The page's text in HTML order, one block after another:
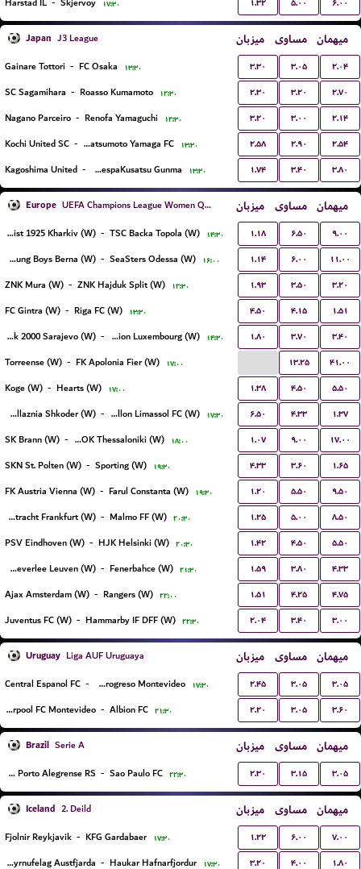
۱۷:۳۰
Japan J3 League میزبان مساوی میهمان
Gainare Tottori - FC Osaka ۱۳:۳۰ ۳.۳۰ ۳.۰۵ ۲.۰۴
SC Sagamihara - Roasso Kumamoto ۱۲:۳۰ ۲.۳۰ ۳.۲۰ ۲.۷۰
Nagano Parceiro - Renofa Yamaguchi ۱۲:۳۰ ۳.۲۰ ۳.۰۰ ۲.۱۴
Kochi United SC - Matsumoto Yamaga FC ۱۳:۳۰ ۲.۵۸ ۲.۹۰ ۲.۵۴
Kagoshima United - ThespaKusatsu Gunma ۱۳:۳۰ ۱.۷۴ ۳.۴۰ ۳.۸۰
Europe UEFA Champions League Women Qualification میزبان مساوی میهمان
Metalist 1925 Kharkiv (W) - TSC Backa Topola (W) ۱۴:۳۰ ۱.۱۸ ۶.۵۰ ۹.۰۰
BSC Young Boys Berna (W) - SeaSters Odessa (W) ۱۶:۰۰ ۱.۱۴ ۶.۰۰ ۱۱.۰۰
ZNK Mura (W) - ZNK Hajduk Split (W) ۱۲:۳۰ ۱.۹۳ ۳.۵۰ ۳.۲۰
FC Gintra (W) - Riga FC (W) ۱۳:۳۰ ۴.۵۰ ۴.۱۵ ۱.۵۱
ZNK Sfk 2000 Sarajevo (W) - Racing FC Union Luxembourg (W) ۱۴:۳۰ ۱.۸۰ ۳.۷۰ ۳.۴۰
Torreense (W) - FK Apolonia Fier (W) ۱۷:۰۰ ۱۳.۲۵ ۴۱.۰۰
Koge (W) - Hearts (W) ۱۷:۰۰ ۱.۳۸ ۴.۵۰ ۵.۵۰
KS Vllaznia Shkoder (W) - Apollon Limassol FC (W) ۱۷:۳۰ ۶.۵۰ ۴.۳۳ ۱.۳۷
SK Brann (W) - FC PAOK Thessaloniki (W) ۱۸:۰۰ ۱.۰۷ ۹.۰۰ ۱۷.۰۰
SKN St. Polten (W) - Sporting (W) ۱۹:۳۰ ۴.۳۳ ۳.۶۰ ۱.۶۵
FK Austria Vienna (W) - Farul Constanta (W) ۱۹:۳۰ ۱.۲۰ ۵.۵۰ ۹.۵۰
Eintracht Frankfurt (W) - Malmo FF (W) ۲۰:۳۰ ۱.۲۵ ۵.۰۰ ۸.۵۰
PSV Eindhoven (W) - HJK Helsinki (W) ۲۰:۳۰ ۱.۴۲ ۴.۵۰ ۵.۵۰
Oud-Heverlee Leuven (W) - Fenerbahce (W) ۲۱:۳۰ ۱.۵۹ ۳.۸۰ ۴.۳۳
Ajax Amsterdam (W) - Rangers (W) ۲۲:۰۰ ۱.۵۱ ۴.۲۵ ۴.۷۵
Juventus FC (W) - Hammarby IF DFF (W) ۲۲:۳۰ ۲.۰۴ ۳.۴۰ ۳.۰۰
Uruguay Liga AUF Uruguaya میزبان مساوی میهمان
Central Espanol FC - CA Progreso Montevideo ۱۷:۳۰ ۲.۴۵ ۳.۰۵ ۳.۰۵
Liverpool FC Montevideo - Albion FC ۲۱:۳۰ ۲.۲۰ ۳.۰۵ ۳.۶۰
Brazil Serie A میزبان مساوی میهمان
Gremio Porto Alegrense RS - Sao Paulo FC ۲۲:۳۰ ۲.۳۰ ۳.۱۵ ۳.۰۵
Iceland 2. Deild میزبان مساوی میهمان
Fjolnir Reykjavik - KFG Gardabaer ۱۷:۳۰ ۱.۲۲ ۶.۰۰ ۷.۰۰
Knattspyrnufelag Austfjarda - Haukar Hafnarfjordur ۱۷:۳۰ ۳.۲۰ ۴.۰۰ ۱.۸۰